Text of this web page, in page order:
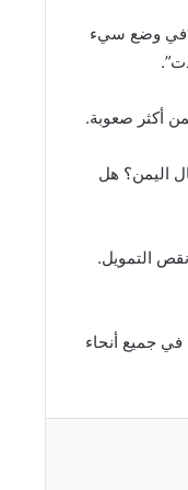
“في وضع سيء
اليمن؟ هل
التمويل.
من الغذاء في جميع أنحاء